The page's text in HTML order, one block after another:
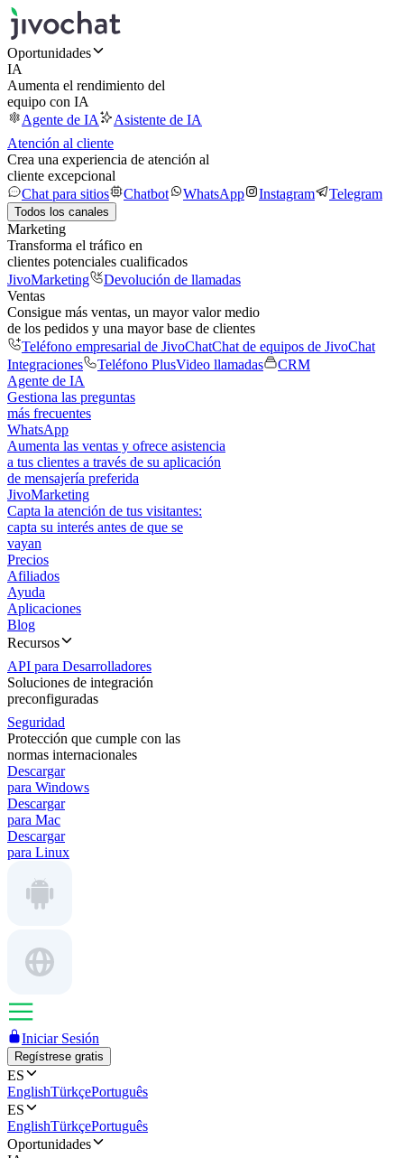
Oportunidades
IA
Aumenta el rendimiento del
equipo con IA
Agente de IA
Asistente de IA
Atención al cliente
Crea una experiencia de atención al
cliente excepcional
Chat para sitios
Chatbot WhatsApp Instagram Telegram
Todos los canales
Marketing
Transforma el tráfico en
clientes potenciales cualificados
JivoMarketing
Devolución de llamadas
Ventas
Consigue más ventas, un mayor valor medio
de los pedidos y una mayor base de clientes
Teléfono empresarial de JivoChatChat de equipos de JivoChat
Integraciones
Teléfono PlusVideo llamadas
CRM
Agente de IA
Gestiona las preguntas
más frecuentes
WhatsApp
Aumenta las ventas y ofrece asistencia
a tus clientes a través de su aplicación
de mensajería preferida
JivoMarketing
Capta la atención de tus visitantes:
capta su interés antes de que se
vayan
Precios
Afiliados
Ayuda
Aplicaciones
Blog
Recursos
API para Desarrolladores
Soluciones de integración
preconfiguradas
Seguridad
Protección que cumple con las
normas internacionales
Descargar
para Windows
Descargar
para Mac
Descargar
para Linux
Iniciar Sesión
Regístrese gratis
ES
EnglishTürkçePortuguês
ES
EnglishTürkçePortuguês
Oportunidades